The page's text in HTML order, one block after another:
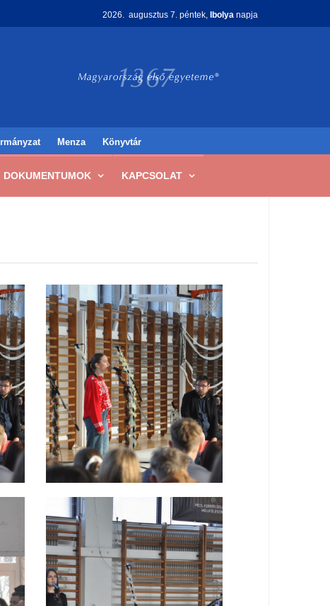
2026. augusztus 7. péntek, Ibolya napja
Menza Könyvtár
DOKUMENTUMOK KAPCSOLAT